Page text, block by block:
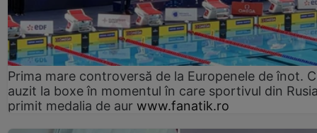
Prima mare controversă de la Europenele de înot.
auzit la boxe în momentul în care sportivul din
primit medalia de aur www.fanatik.ro